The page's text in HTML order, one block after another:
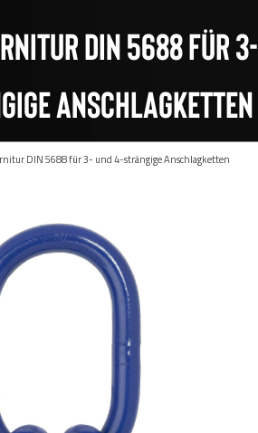
DIN 5688 für 3-
Anschlagketten
DIN 5688 für 3- und 4-strängige Anschlagketten